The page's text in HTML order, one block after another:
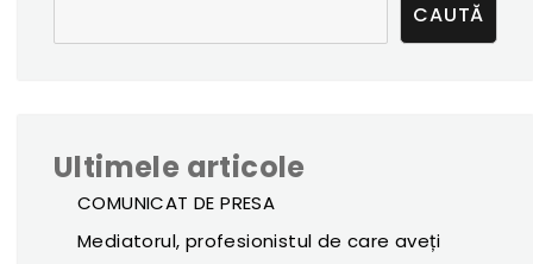
CAUTĂ
Ultimele articole
COMUNICAT DE PRESA
Mediatorul, profesionistul de care aveți